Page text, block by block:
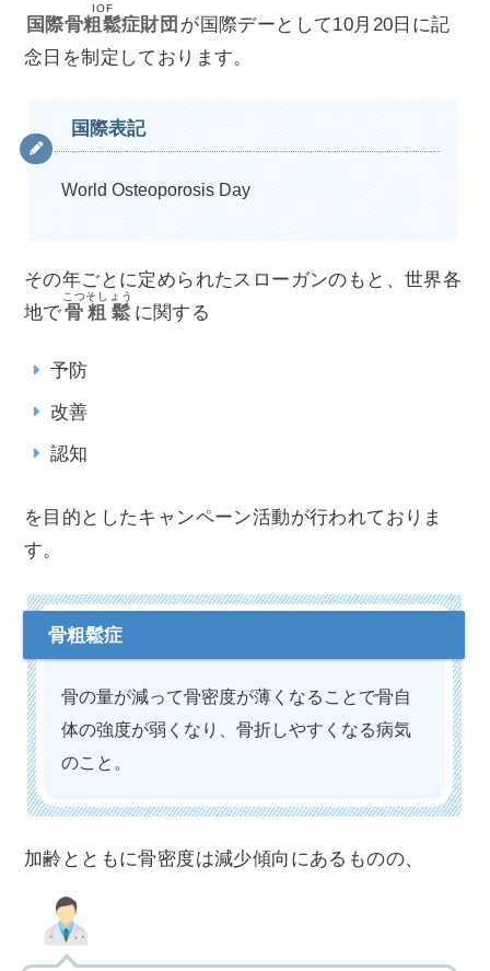
国際骨粗鬆症財団
IOF
が国際デーとして10月20日に記
念日を制定しております。
国際表記
World Osteoporosis Day
その年ごとに定められたスローガンのもと、世界各
地で骨粗鬆
こつそしょう
に関する
予防
改善
認知
を目的としたキャンペーン活動が行われておりま
す。
骨の量が減って骨密度が薄くなることで骨自
体の強度が弱くなり、骨折しやすくなる病気
のこと。
加齢とともに骨密度は減少傾向にあるものの、